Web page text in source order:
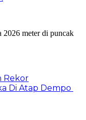
Rekor
Di Atap Dempo